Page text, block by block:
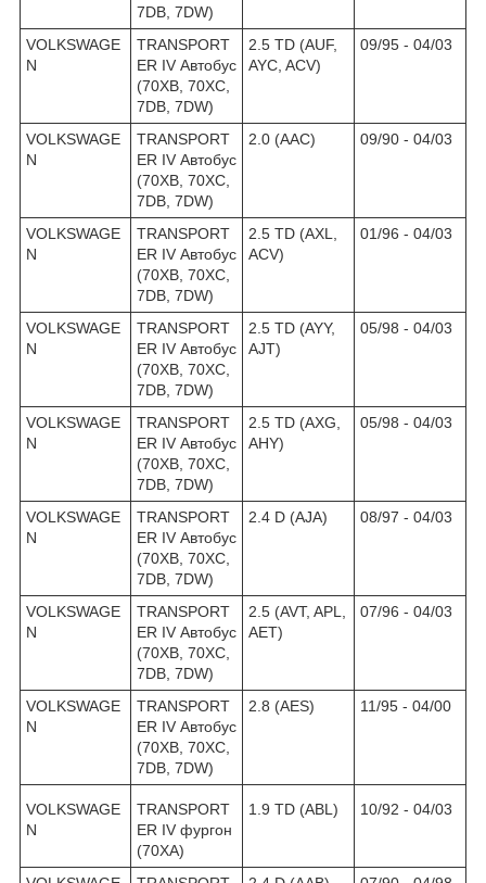
7DB, 7DW)
VOLKSWAGE
N
TRANSPORT
ER IV Автобус
(70XB, 70XC,
7DB, 7DW)
2.5 TD (AUF,
AYC, ACV)
09/95 - 04/03
VOLKSWAGE
N
TRANSPORT
ER IV Автобус
(70XB, 70XC,
7DB, 7DW)
2.0 (AAC) 09/90 - 04/03
VOLKSWAGE
N
TRANSPORT
ER IV Автобус
(70XB, 70XC,
7DB, 7DW)
2.5 TD (AXL,
ACV)
01/96 - 04/03
VOLKSWAGE
N
TRANSPORT
ER IV Автобус
(70XB, 70XC,
7DB, 7DW)
2.5 TD (AYY,
AJT)
05/98 - 04/03
VOLKSWAGE
N
TRANSPORT
ER IV Автобус
(70XB, 70XC,
7DB, 7DW)
2.5 TD (AXG,
AHY)
05/98 - 04/03
VOLKSWAGE
N
TRANSPORT
ER IV Автобус
(70XB, 70XC,
7DB, 7DW)
2.4 D (AJA) 08/97 - 04/03
VOLKSWAGE
N
TRANSPORT
ER IV Автобус
(70XB, 70XC,
7DB, 7DW)
2.5 (AVT, APL,
AET)
07/96 - 04/03
VOLKSWAGE
N
TRANSPORT
ER IV Автобус
(70XB, 70XC,
7DB, 7DW)
2.8 (AES) 11/95 - 04/00
VOLKSWAGE
N
TRANSPORT
ER IV фургон
(70XA)
1.9 TD (ABL) 10/92 - 04/03